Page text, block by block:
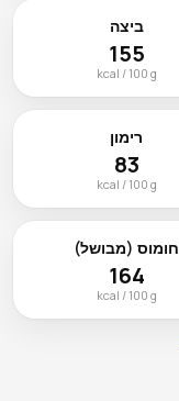
ביצה
155
kcal / 100 g
רימון
83
kcal / 100 g
חומוס (מבושל)
164
kcal / 100 g